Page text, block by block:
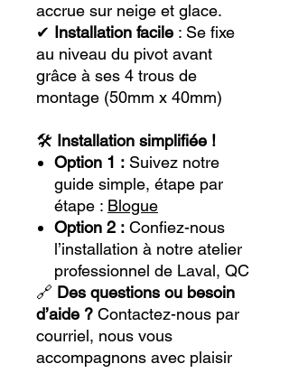
accrue sur neige et glace.
✔ Installation facile : Se fixe
au niveau du pivot avant
grâce à ses 4 trous de
montage (50mm x 40mm)
🛠️ Installation simplifiée !
Option 1 : Suivez notre
guide simple, étape par
étape : Blogue
Option 2 : Confiez-nous
l’installation à notre atelier
professionnel de Laval, QC
🔗 Des questions ou besoin
d’aide ? Contactez-nous par
courriel, nous vous
accompagnons avec plaisir